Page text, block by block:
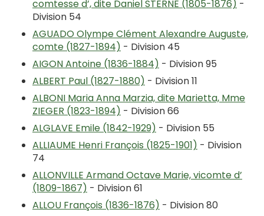
comtesse d’, dite Daniel STERNE (1805-1876) -
Division 54
AGUADO Olympe Clément Alexandre Auguste,
comte (1827-1894) - Division 45
AIGON Antoine (1836-1884) - Division 95
ALBERT Paul (1827-1880) - Division 11
ALBONI Maria Anna Marzia, dite Marietta, Mme
ZIEGER (1823-1894) - Division 66
ALGLAVE Emile (1842-1929) - Division 55
ALLIAUME Henri François (1825-1901) - Division
74
ALLONVILLE Armand Octave Marie, vicomte d’
(1809-1867) - Division 61
ALLOU François (1836-1876) - Division 80